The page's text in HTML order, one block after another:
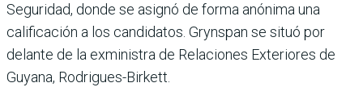
Seguridad, donde se asignó de forma anónima una
calificación a los candidatos. Grynspan se situó por
delante de la exministra de Relaciones Exteriores de
Guyana, Rodrigues-Birkett.